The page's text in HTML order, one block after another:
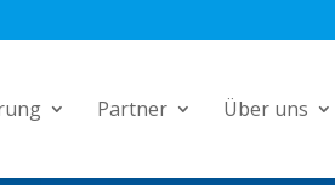
Partner Über uns